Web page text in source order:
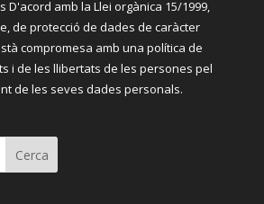
D'acord amb la Llei orgànica 15/1999,
de protecció de dades de caràcter
compromesa amb una política de
i de les llibertats de les persones pel
de les seves dades personals.